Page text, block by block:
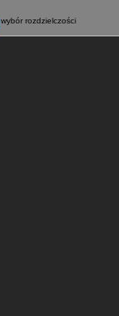
wybór rozdzielczości